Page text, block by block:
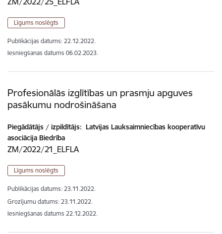
Līgums noslēgts
Publikācijas datums: 22.12.2022.
Iesniegšanas datums 06.02.2023.
Profesionālās izglītības un prasmju apguves
pasākumu nodrošināšana
Piegādātājs / izpildītājs: Latvijas Lauksaimniecības kooperatīvu
asociācija Biedrība
ZM/2022/21_ELFLA
Līgums noslēgts
Publikācijas datums: 23.11.2022.
Grozījumu datums: 23.11.2022.
Iesniegšanas datums 22.12.2022.